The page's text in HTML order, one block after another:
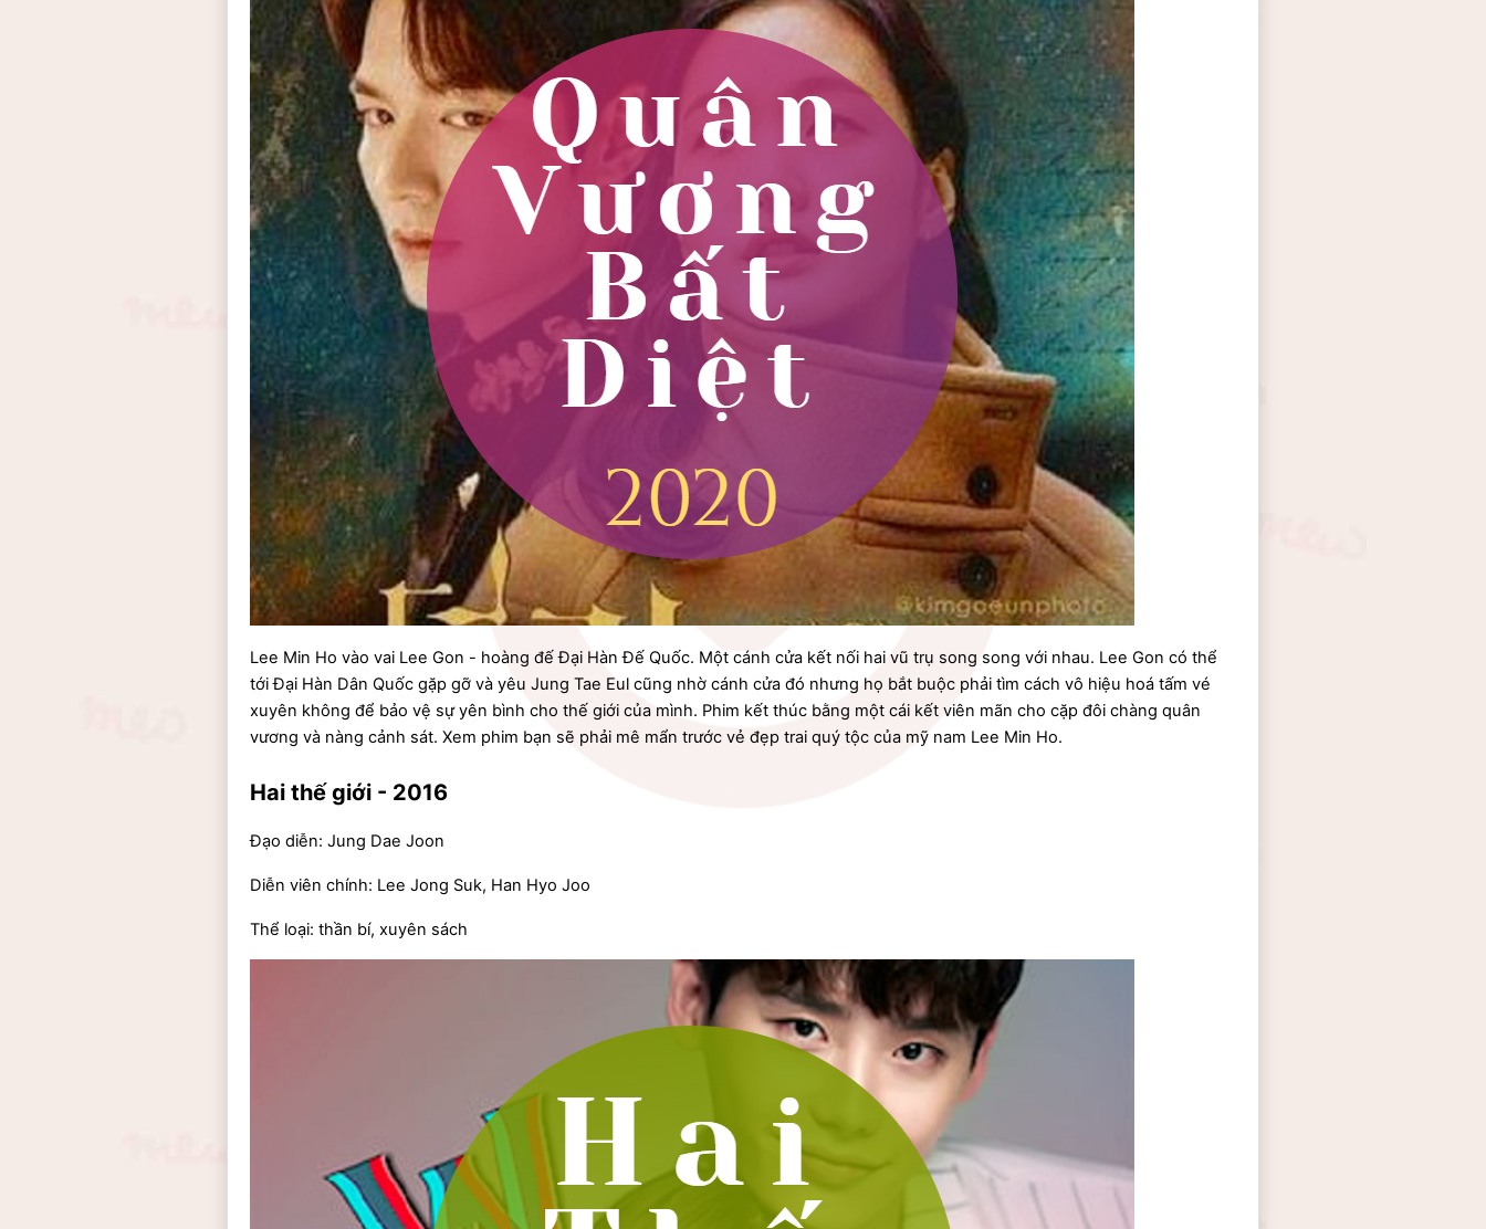
Lee Min Ho vào vai Lee Gon - hoàng đế Đại Hàn Đế Quốc. Một cánh cửa kết nối hai vũ trụ song song với nhau. Lee Gon có thể
tới Đại Hàn Dân Quốc gặp gỡ và yêu Jung Tae Eul cũng nhờ cánh cửa đó nhưng họ bắt buộc phải tìm cách vô hiệu hoá tấm vé
xuyên không để bảo vệ sự yên bình cho thế giới của mình. Phim kết thúc bằng một cái kết viên mãn cho cặp đôi chàng quân
vương và nàng cảnh sát. Xem phim bạn sẽ phải mê mẩn trước vẻ đẹp trai quý tộc của mỹ nam Lee Min Ho.
Hai thế giới - 2016
Đạo diễn: Jung Dae Joon
Diễn viên chính: Lee Jong Suk, Han Hyo Joo
Thể loại: thần bí, xuyên sách